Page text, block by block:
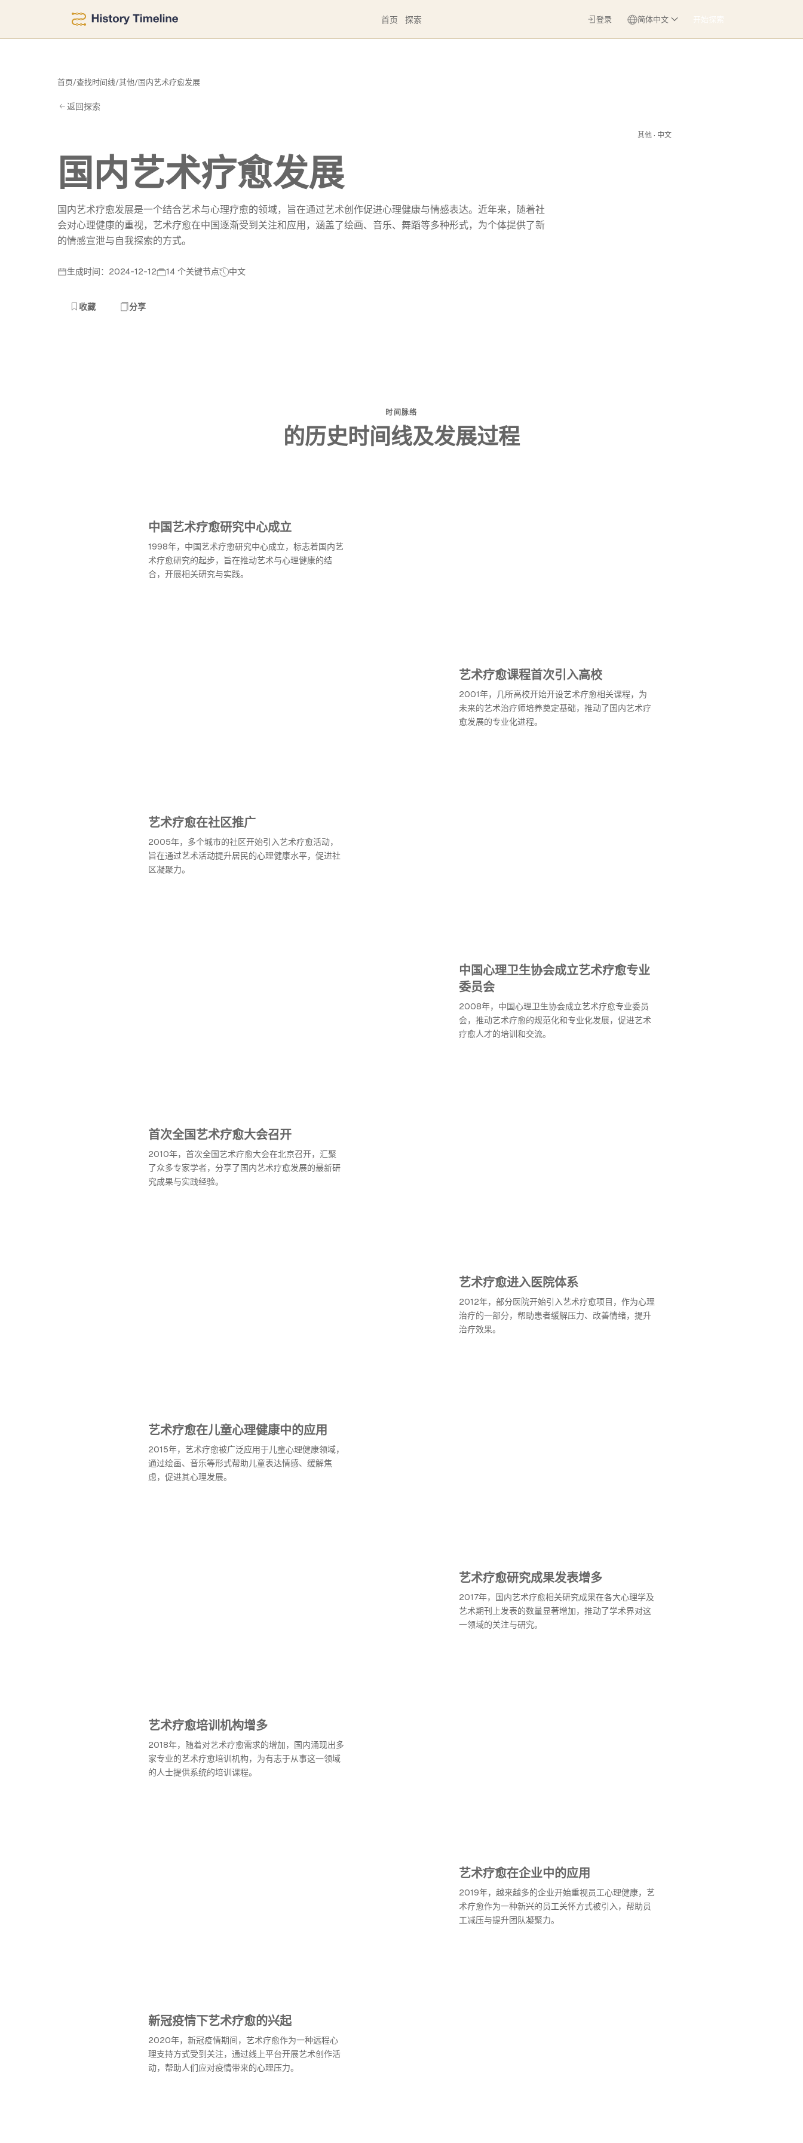
首页 探索 开始探索
登录 简体中文
首页/查找时间线/其他/国内艺术疗愈发展
返回探索
其他 · 中文
国内艺术疗愈发展
国内艺术疗愈发展是一个结合艺术与心理疗愈的领域，旨在通过艺术创作促进心理健康与情感表达。近年来，随着社
会对心理健康的重视，艺术疗愈在中国逐渐受到关注和应用，涵盖了绘画、音乐、舞蹈等多种形式，为个体提供了新
的情感宣泄与自我探索的方式。
生成时间：2024-12-12 14 个关键节点 中文
收藏 分享
时间脉络
的历史时间线及发展过程
中国艺术疗愈研究中心成立
1998年，中国艺术疗愈研究中心成立，标志着国内艺
术疗愈研究的起步，旨在推动艺术与心理健康的结
合，开展相关研究与实践。
艺术疗愈课程首次引入高校
2001年，几所高校开始开设艺术疗愈相关课程，为
未来的艺术治疗师培养奠定基础，推动了国内艺术疗
愈发展的专业化进程。
艺术疗愈在社区推广
2005年，多个城市的社区开始引入艺术疗愈活动，
旨在通过艺术活动提升居民的心理健康水平，促进社
区凝聚力。
中国心理卫生协会成立艺术疗愈专业
委员会
2008年，中国心理卫生协会成立艺术疗愈专业委员
会，推动艺术疗愈的规范化和专业化发展，促进艺术
疗愈人才的培训和交流。
首次全国艺术疗愈大会召开
2010年，首次全国艺术疗愈大会在北京召开，汇聚
了众多专家学者，分享了国内艺术疗愈发展的最新研
究成果与实践经验。
艺术疗愈进入医院体系
2012年，部分医院开始引入艺术疗愈项目，作为心理
治疗的一部分，帮助患者缓解压力、改善情绪，提升
治疗效果。
艺术疗愈在儿童心理健康中的应用
2015年，艺术疗愈被广泛应用于儿童心理健康领域，
通过绘画、音乐等形式帮助儿童表达情感、缓解焦
虑，促进其心理发展。
艺术疗愈研究成果发表增多
2017年，国内艺术疗愈相关研究成果在各大心理学及
艺术期刊上发表的数量显著增加，推动了学术界对这
一领域的关注与研究。
艺术疗愈培训机构增多
2018年，随着对艺术疗愈需求的增加，国内涌现出多
家专业的艺术疗愈培训机构，为有志于从事这一领域
的人士提供系统的培训课程。
艺术疗愈在企业中的应用
2019年，越来越多的企业开始重视员工心理健康，艺
术疗愈作为一种新兴的员工关怀方式被引入，帮助员
工减压与提升团队凝聚力。
新冠疫情下艺术疗愈的兴起
2020年，新冠疫情期间，艺术疗愈作为一种远程心
理支持方式受到关注，通过线上平台开展艺术创作活
动，帮助人们应对疫情带来的心理压力。